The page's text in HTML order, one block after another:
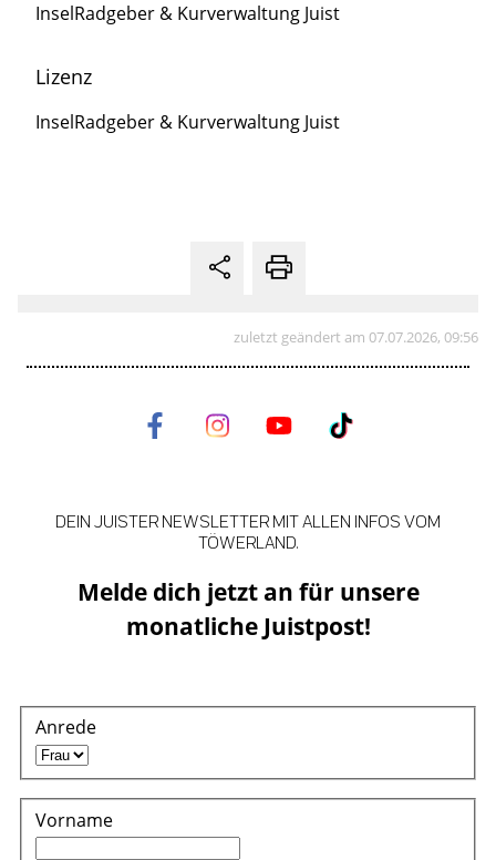
InselRadgeber & Kurverwaltung Juist
Lizenz
InselRadgeber & Kurverwaltung Juist
zuletzt geändert am 07.07.2026, 09:56
Melde dich jetzt an für unsere
monatliche Juistpost!
DEIN JUISTER NEWSLETTER MIT ALLEN INFOS VOM
TÖWERLAND.
Anrede
Vorname